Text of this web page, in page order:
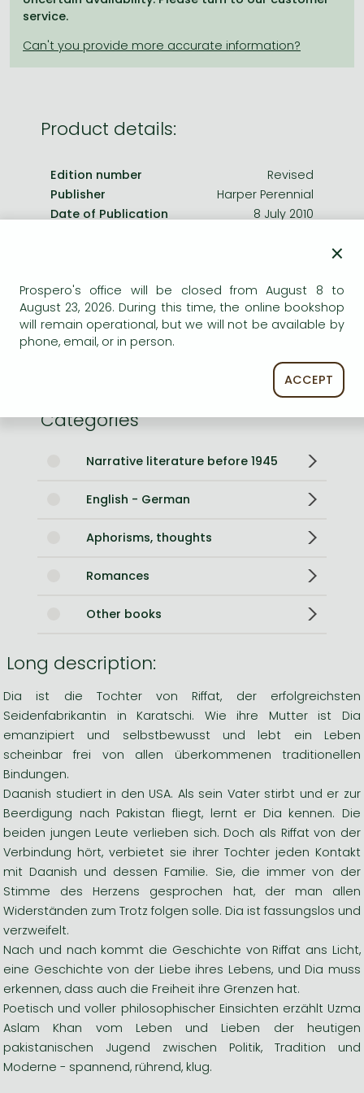
Frieren manga
One-Punch Man manga
service.
Product details:
Edition number
Revised
Publisher
Harper Perennial
Date of Publication
8 July 2010
No. of pages
464.0 pages
Size
198x129 mm
Weight
413 g
Language
Categories
Narrative literature before 1945
English - German
Aphorisms, thoughts
Romances
Other books
Long description:
Dia ist die Tochter von Riffat, der erfolgreichsten
Seidenfabrikantin in Karatschi. Wie ihre Mutter ist Dia
emanzipiert und selbstbewusst und lebt ein Leben
scheinbar frei von allen überkommenen traditionellen
Bindungen.
Daanish studiert in den USA. Als sein Vater stirbt und er zur
Beerdigung nach Pakistan fliegt, lernt er Dia kennen. Die
beiden jungen Leute verlieben sich. Doch als Riffat von der
Verbindung hört, verbietet sie ihrer Tochter jeden Kontakt
mit Daanish und dessen Familie. Sie, die immer von der
Stimme des Herzens gesprochen hat, der man allen
Widerständen zum Trotz folgen solle. Dia ist fassungslos und
verzweifelt.
Nach und nach kommt die Geschichte von Riffat ans Licht,
eine Geschichte von der Liebe ihres Lebens, und Dia muss
erkennen, dass auch die Freiheit ihre Grenzen hat.
Poetisch und voller philosophischer Einsichten erzählt Uzma
Aslam Khan vom Leben und Lieben der heutigen
pakistanischen Jugend zwischen Politik, Tradition und
Moderne - spannend, rührend, klug.
×
Prospero's office will be closed from August 8 to
August 23, 2026. During this time, the online bookshop
will remain operational, but we will not be available by
phone, email, or in person.
ACCEPT